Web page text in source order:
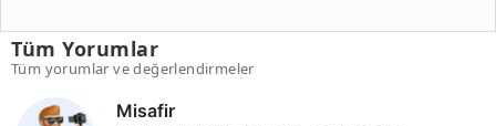
Tüm Yorumlar
Tüm yorumlar ve değerlendirmeler
Misafir